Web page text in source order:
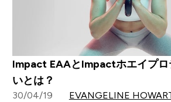
Impact EAAとImpactホエイプロ
いとは？
30/04/19 EVANGELINE